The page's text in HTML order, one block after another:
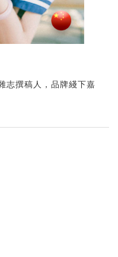
志撰稿人，品牌綫下嘉